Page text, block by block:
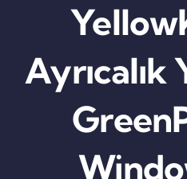
Ayrıcalık